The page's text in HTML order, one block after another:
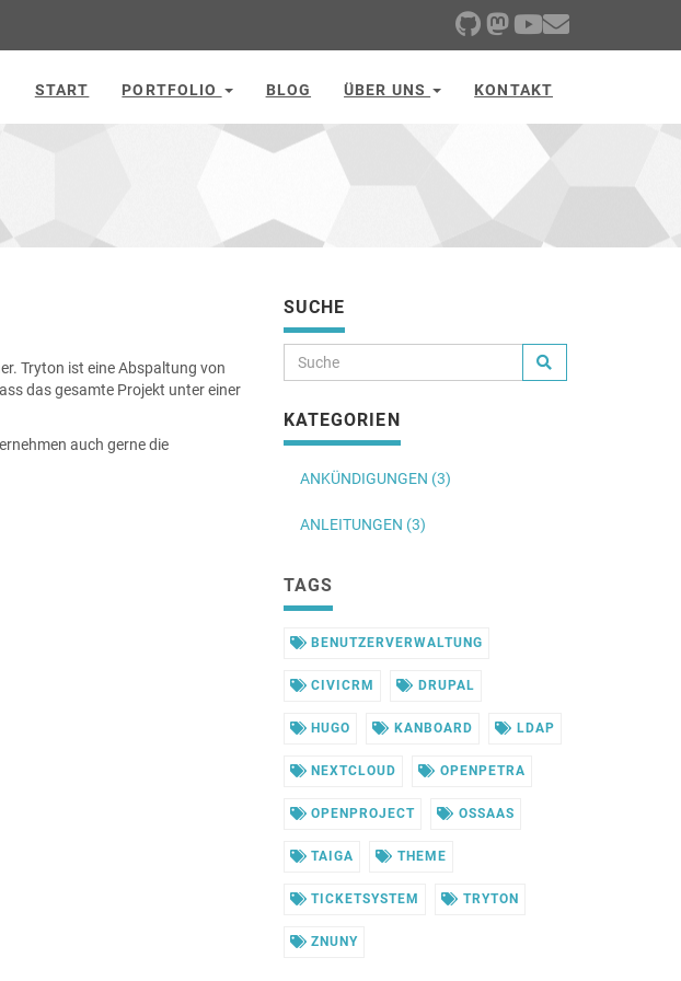
START PORTFOLIO BLOG ÜBER UNS KONTAKT
Tryton ist eine Abspaltung von
das gesamte Projekt unter einer
auch gerne die
SUCHE
KATEGORIEN
ANKÜNDIGUNGEN (3)
ANLEITUNGEN (3)
TAGS
BENUTZERVERWALTUNG
CIVICRM DRUPAL
HUGO KANBOARD LDAP
NEXTCLOUD OPENPETRA
OPENPROJECT OSSAAS
TAIGA THEME
TICKETSYSTEM TRYTON
ZNUNY